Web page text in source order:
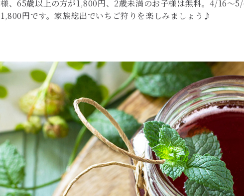
様、65歳以上の方が1,800円、2歳未満のお子様は無料。4/16～
1,800円です。家族総出でいちご狩りを楽しみましょう♪